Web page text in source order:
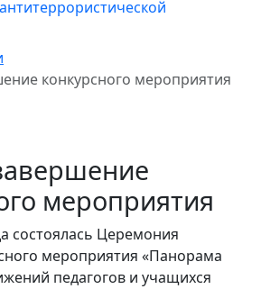
конкурсного мероприятия
мероприятия
состоялась Церемония
мероприятия «Панорама
педагогов и учащихся